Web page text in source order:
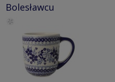
Bolesławcu